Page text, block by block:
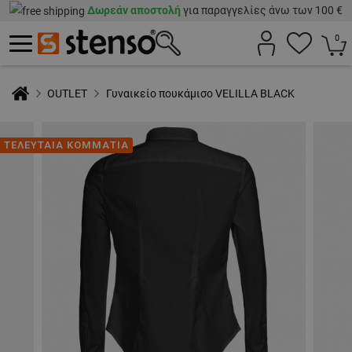
Δωρεάν αποστολή για παραγγελίες άνω των 100 €
0
OUTLET Γυναικείο πουκάμισο VELILLA BLACK
ΤΕΛΕΥΤΑΙΑ ΚΟΜΜΑΤΙΑ